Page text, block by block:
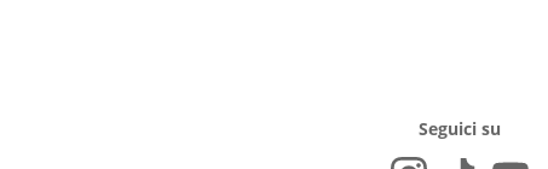
Seguici su